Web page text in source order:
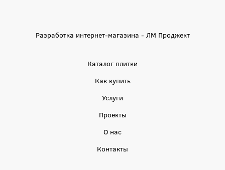
Разработка интернет-магазина - ЛМ Проджект
Каталог плитки
Как купить
Услуги
Проекты
О нас
Контакты